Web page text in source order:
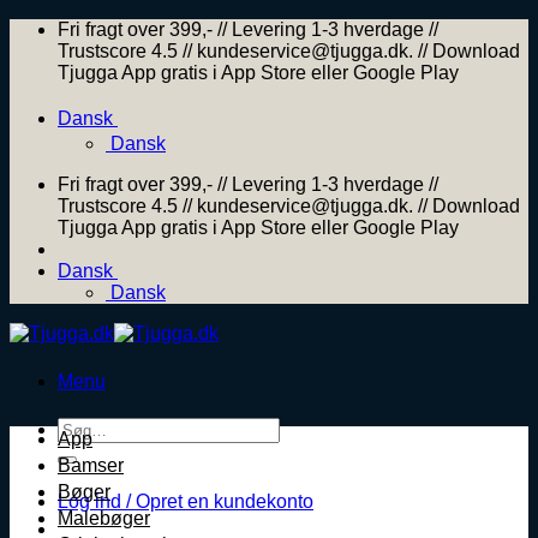
Skip
content
Fri fragt over 399,- // Levering 1-3 hverdage //
Trustscore 4.5 // kundeservice@tjugga.dk. // Download
Tjugga App gratis i App Store eller Google Play
Dansk
Dansk
Fri fragt over 399,- // Levering 1-3 hverdage //
Trustscore 4.5 // kundeservice@tjugga.dk. // Download
Tjugga App gratis i App Store eller Google Play
Dansk
Dansk
Menu
Søg
efter:
Log ind / Opret en kundekonto
App
Bamser
Bøger
Malebøger